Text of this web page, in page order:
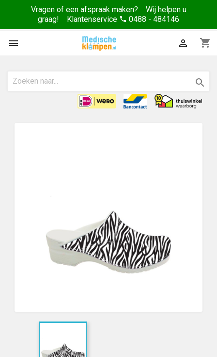
Vragen of een afspraak maken? Wij helpen u
graag! Klantenservice phone 0488 - 484146
 shopping_cart

